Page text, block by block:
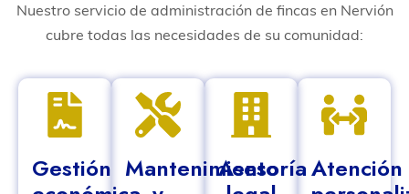
Nuestro servicio de administración de fincas en Nervión
cubre todas las necesidades de su comunidad:
Gestión Mantenimiento
AsesoríaAtención